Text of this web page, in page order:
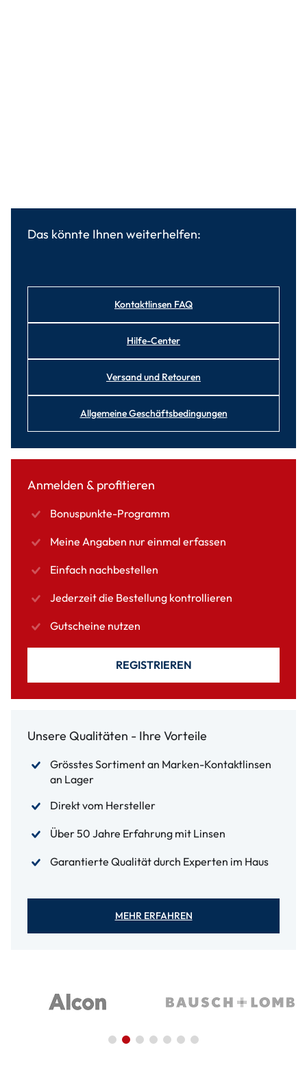
Das könnte Ihnen weiterhelfen:
Kontaktlinsen FAQ
Hilfe-Center
Versand und Retouren
Allgemeine Geschäftsbedingungen
Anmelden & profitieren
Bonuspunkte-Programm
Meine Angaben nur einmal erfassen
Einfach nachbestellen
Jederzeit die Bestellung kontrollieren
Gutscheine nutzen
REGISTRIEREN
Unsere Qualitäten - Ihre Vorteile
Grösstes Sortiment an Marken-Kontaktlinsen
an Lager
Direkt vom Hersteller
Über 50 Jahre Erfahrung mit Linsen
Garantierte Qualität durch Experten im Haus
MEHR ERFAHREN